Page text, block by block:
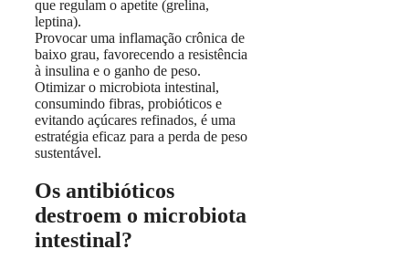
que regulam o apetite (grelina,
leptina).
Provocar uma inflamação crônica de
baixo grau, favorecendo a resistência
à insulina e o ganho de peso.
Otimizar o microbiota intestinal,
consumindo fibras, probióticos e
evitando açúcares refinados, é uma
estratégia eficaz para a perda de peso
sustentável.
Os antibióticos
destroem o microbiota
intestinal?